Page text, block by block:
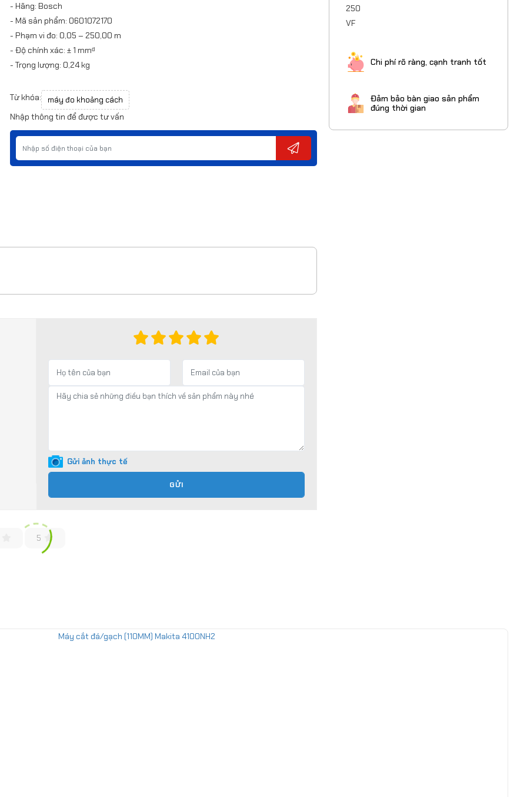
- Hãng: Bosch
- Mã sản phẩm: 0601072170
- Phạm vi đo: 0,05 – 250,00 m
- Độ chính xác: ± 1 mmᵈ
- Trọng lượng: 0,24 kg
Từ khóa: máy đo khoảng cách
Nhập thông tin để được tư vấn
Chi phí rõ ràng, cạnh tranh tốt
Đảm bảo bàn giao sản phẩm
đúng thời gian
Gửi ảnh thực tế
GỬI
5